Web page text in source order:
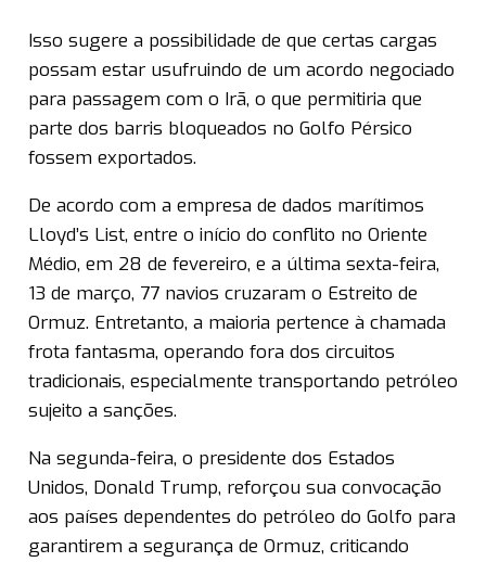
Isso sugere a possibilidade de que certas cargas
possam estar usufruindo de um acordo negociado
para passagem com o Irã, o que permitiria que
parte dos barris bloqueados no Golfo Pérsico
fossem exportados.
De acordo com a empresa de dados marítimos
Lloyd’s List, entre o início do conflito no Oriente
Médio, em 28 de fevereiro, e a última sexta-feira,
13 de março, 77 navios cruzaram o Estreito de
Ormuz. Entretanto, a maioria pertence à chamada
frota fantasma, operando fora dos circuitos
tradicionais, especialmente transportando petróleo
sujeito a sanções.
Na segunda-feira, o presidente dos Estados
Unidos, Donald Trump, reforçou sua convocação
aos países dependentes do petróleo do Golfo para
garantirem a segurança de Ormuz, criticando